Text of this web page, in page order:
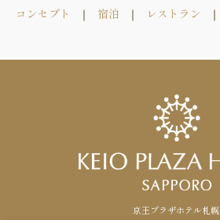
コンセプト 宿泊 レストラン
京王プラザホテル札幌